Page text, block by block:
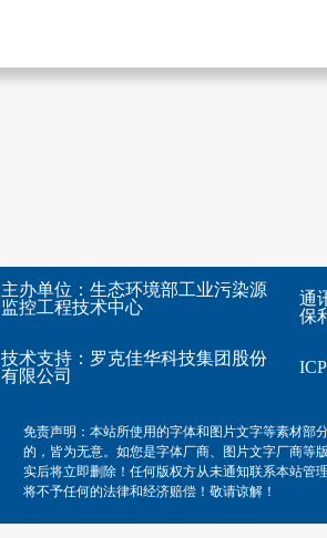
主办单位：生态环境部工业污染源
监控工程技术中心
技术支持： 罗克佳华科技集团股份
有限公司
通
保
免责声明：本站所使用的字体和图片文字等素材部
的，皆为无意。如您是字体厂商、图片文字厂商等
实后将立即删除！任何版权方从未通知联系本站管
将不予任何的法律和经济赔偿！敬请谅解！